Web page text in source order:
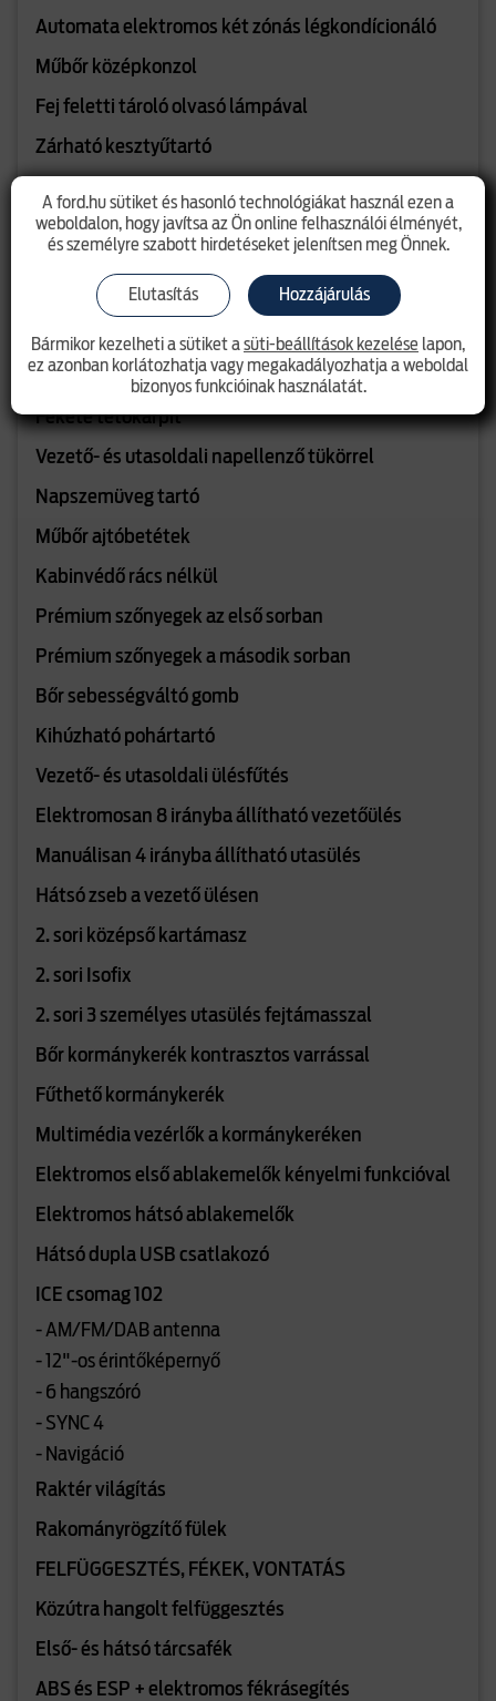
Automata elektromos két zónás légkondícionáló
Műbőr középkonzol
Fej feletti tároló olvasó lámpával
Zárható kesztyűtartó
Belső LED hangulatvilágítás
Tachográf előkészítés
Automatikusan elsötétedő belső visszapillantó
tükör
Fekete tetőkárpit
Vezető- és utasoldali napellenző tükörrel
Napszemüveg tartó
Műbőr ajtóbetétek
Kabinvédő rács nélkül
Prémium szőnyegek az első sorban
Prémium szőnyegek a második sorban
Bőr sebességváltó gomb
Kihúzható pohártartó
Vezető- és utasoldali ülésfűtés
Elektromosan 8 irányba állítható vezetőülés
Manuálisan 4 irányba állítható utasülés
Hátsó zseb a vezető ülésen
2. sori középső kartámasz
2. sori Isofix
2. sori 3 személyes utasülés fejtámasszal
Bőr kormánykerék kontrasztos varrással
Fűthető kormánykerék
Multimédia vezérlők a kormánykeréken
Elektromos első ablakemelők kényelmi funkcióval
Elektromos hátsó ablakemelők
Hátsó dupla USB csatlakozó
ICE csomag 102
- AM/FM/DAB antenna
- 12"-os érintőképernyő
- 6 hangszóró
- SYNC 4
- Navigáció
Raktér világítás
Rakományrögzítő fülek
FELFÜGGESZTÉS, FÉKEK, VONTATÁS
Közútra hangolt felfüggesztés
Első- és hátsó tárcsafék
ABS és ESP + elektromos fékrásegítés
A ford.hu sütiket és hasonló technológiákat használ ezen a
weboldalon, hogy javítsa az Ön online felhasználói élményét,
és személyre szabott hirdetéseket jelenítsen meg Önnek.
Elutasítás Hozzájárulás
Bármikor kezelheti a sütiket asüti-beállítások kezelése lapon,
ez azonban korlátozhatja vagy megakadályozhatja a weboldal
bizonyos funkcióinak használatát.